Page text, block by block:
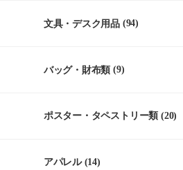
文具・デスク用品 (94)
バッグ・財布類 (9)
ポスター・タペストリー類 (20)
アパレル(14)